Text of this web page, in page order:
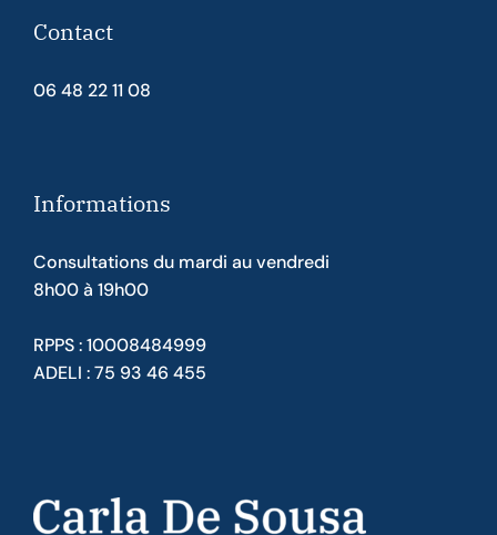
Contact
06 48 22 11 08
Informations
Consultations du mardi au vendredi
8h00 à 19h00
RPPS : 10008484999
ADELI : 75 93 46 455